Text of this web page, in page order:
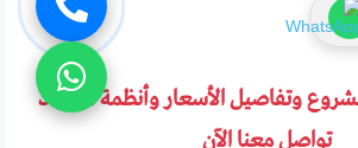
وتفاصيل الأسعار وأنظمة السداد
تواصل معنا الآن